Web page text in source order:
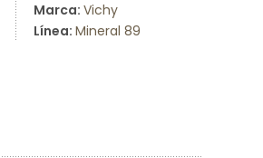
Marca: Vichy
Línea: Mineral 89